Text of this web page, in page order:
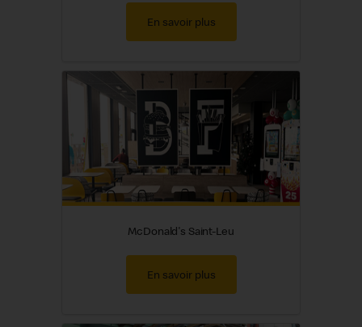
En savoir plus
McDonald's Saint-Leu
En savoir plus